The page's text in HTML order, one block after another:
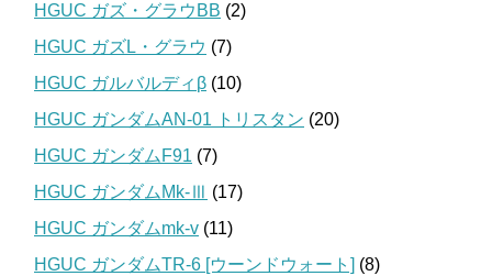
HGUC ガズ・グラウBB (2)
HGUC ガズL・グラウ (7)
HGUC ガルバルディβ (10)
HGUC ガンダムAN-01 トリスタン (20)
HGUC ガンダムF91 (7)
HGUC ガンダムMk-Ⅲ (17)
HGUC ガンダムmk-v (11)
HGUC ガンダムTR-6 [ウーンドウォート] (8)